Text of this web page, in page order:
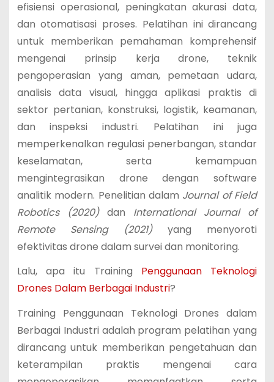
efisiensi operasional, peningkatan akurasi data,
dan otomatisasi proses. Pelatihan ini dirancang
untuk memberikan pemahaman komprehensif
mengenai prinsip kerja drone, teknik
pengoperasian yang aman, pemetaan udara,
analisis data visual, hingga aplikasi praktis di
sektor pertanian, konstruksi, logistik, keamanan,
dan inspeksi industri. Pelatihan ini juga
memperkenalkan regulasi penerbangan, standar
keselamatan, serta kemampuan
mengintegrasikan drone dengan software
analitik modern. Penelitian dalam Journal of Field
Robotics (2020)dan International Journal of
Remote Sensing (2021)yang menyoroti
efektivitas drone dalam survei dan monitoring.
Lalu, apa itu Training Penggunaan Teknologi
Drones Dalam Berbagai Industri?
Training Penggunaan Teknologi Drones dalam
Berbagai Industri adalah program pelatihan yang
dirancang untuk memberikan pengetahuan dan
keterampilan praktis mengenai cara